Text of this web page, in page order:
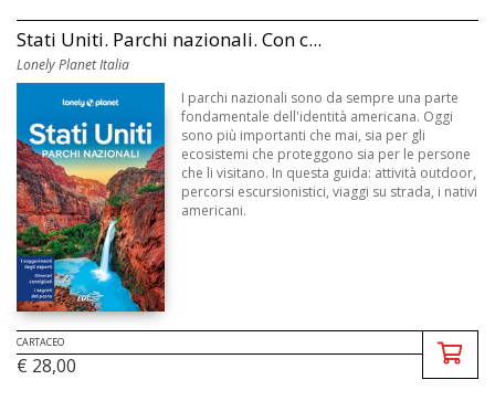
Stati Uniti. Parchi nazionali. Con c...
Lonely Planet Italia
I parchi nazionali sono da sempre una parte
fondamentale dell'identità americana. Oggi
sono più importanti che mai, sia per gli
ecosistemi che proteggono sia per le persone
che li visitano. In questa guida: attività outdoor,
percorsi escursionistici, viaggi su strada, i nativi
americani.
CARTACEO
€ 28,00